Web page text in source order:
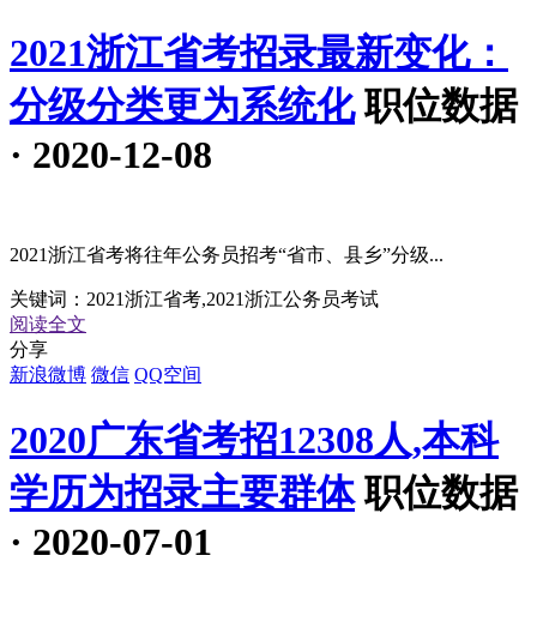
2021浙江省考招录最新变化：
分级分类更为系统化 职位数据
· 2020-12-08
2021浙江省考将往年公务员招考“省市、县乡”分级...
关键词： 2021浙江省考,2021浙江公务员考试
阅读全文
分享
新浪微博 微信 QQ空间
2020广东省考招12308人,本科
学历为招录主要群体 职位数据
· 2020-07-01